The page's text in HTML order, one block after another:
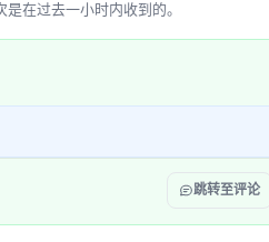
在过去一小时内收到的。
跳转至评论